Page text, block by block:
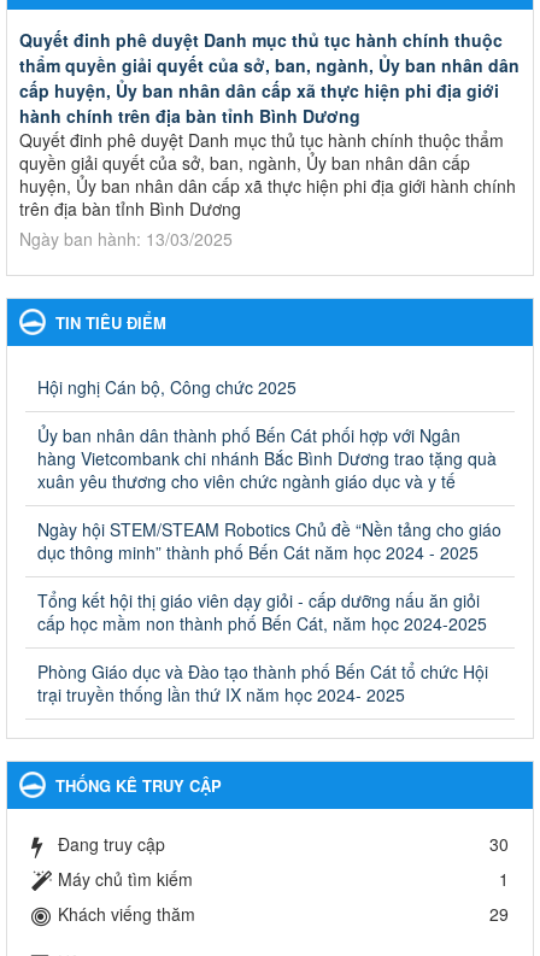
Quyết đinh phê duyệt Danh mục thủ tục hành chính thuộc
thẩm quyền giải quyết của sở, ban, ngành, Ủy ban nhân dân
cấp huyện, Ủy ban nhân dân cấp xã thực hiện phi địa giới
hành chính trên địa bàn tỉnh Bình Dương
Quyết đinh phê duyệt Danh mục thủ tục hành chính thuộc thẩm
quyền giải quyết của sở, ban, ngành, Ủy ban nhân dân cấp
huyện, Ủy ban nhân dân cấp xã thực hiện phi địa giới hành chính
trên địa bàn tỉnh Bình Dương
Ngày ban hành: 13/03/2025
Kế hoạch Phổ biến, giáo dục pháp luật năm 2025 của ngành
Giáo dục và Đào tạo thành phố Bến Cát
Kế hoạch Phổ biến, giáo dục pháp luật năm 2025 của ngành
Ngày ban hành: 28/02/2025
Quyết định công bố thủ tục hành chính bị bãi bỏ trong lĩnh
vực giáo dục đào tạo thuộc hệ giáo dục quốc dân và cơ sở
giáo dục khác thuộc thẩm quyền giải quyết của Sở Giáo dục
và Đào tạo, Ủy ban nhân dân cấp huyện
Quyết định công bố thủ tục hành chính bị bãi bỏ trong lĩnh vực
giáo dục đào tạo thuộc hệ giáo dục quốc dân và cơ sở giáo dục
khác thuộc thẩm quyền giải quyết của Sở Giáo dục và Đào tạo,
Ủy ban nhân dân cấp huyện
Ngày ban hành: 30/09/2024
Hướng dẫn thực hiện nhiệm vụ giáo dục tiểu học năm học
2024-2025
Hướng dẫn thực hiện nhiệm vụ giáo dục tiểu học năm học 2024-
2025
Ngày ban hành: 26/09/2024
Tổ chức các hoạt động hè cho học sinh năm 2024
Ngày ban hành: 24/05/2024
Tổ chức phong trào trồng cây xanh trong ngành Giáo dục
TIN TIÊU ĐIỂM
Hội nghị Cán bộ, Công chức 2025
Ủy ban nhân dân thành phố Bến Cát phối hợp với Ngân
hàng Vietcombank chi nhánh Bắc Bình Dương trao tặng quà
xuân yêu thương cho viên chức ngành giáo dục và y tế
Ngày hội STEM/STEAM Robotics Chủ đề “Nền tảng cho giáo
dục thông minh” thành phố Bến Cát năm học 2024 - 2025
Tổng kết hội thị giáo viên dạy giỏi - cấp dưỡng nấu ăn giỏi
cấp học mầm non thành phố Bến Cát, năm học 2024-2025
Phòng Giáo dục và Đào tạo thành phố Bến Cát tổ chức Hội
trại truyền thống lần thứ IX năm học 2024- 2025
THỐNG KÊ TRUY CẬP
Đang truy cập
30
Máy chủ tìm kiếm
1
Khách viếng thăm
29